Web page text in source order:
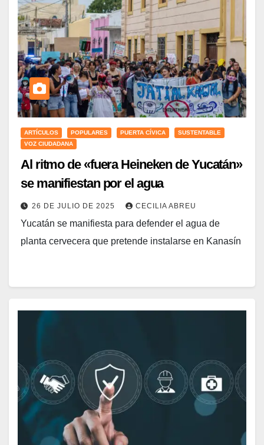
ARTÍCULOS POPULARES PUERTA CÍVICA
SUSTENTABLE
VOZ CIUDADANA
Al ritmo de «fuera Heineken de Yucatán»
se manifiestan por el agua
26 DE JULIO DE 2025 CECILIA ABREU
Yucatán se manifiesta para defender el agua de
planta cervecera que pretende instalarse en Kanasín